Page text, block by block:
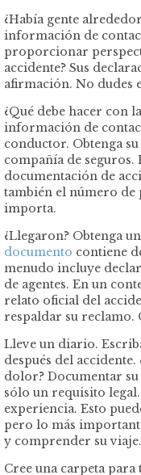
¿Había gente
información de
proporcionar
accidente? Sus
afirmación. No dudes
¿Qué debe hacer con
información de
conductor. Obtenga
compañía de seguros.
documentación de
también el número de
importa.
¿Llegaron? Obtenga
documento contiene
menudo incluye
de agentes. En un
relato oficial del
respaldar su reclamo.
Lleve un diario.
después del
dolor? Documentar
sólo un requisito
experiencia. Esto
pero lo más
y comprender su viaje.
Cree una carpeta